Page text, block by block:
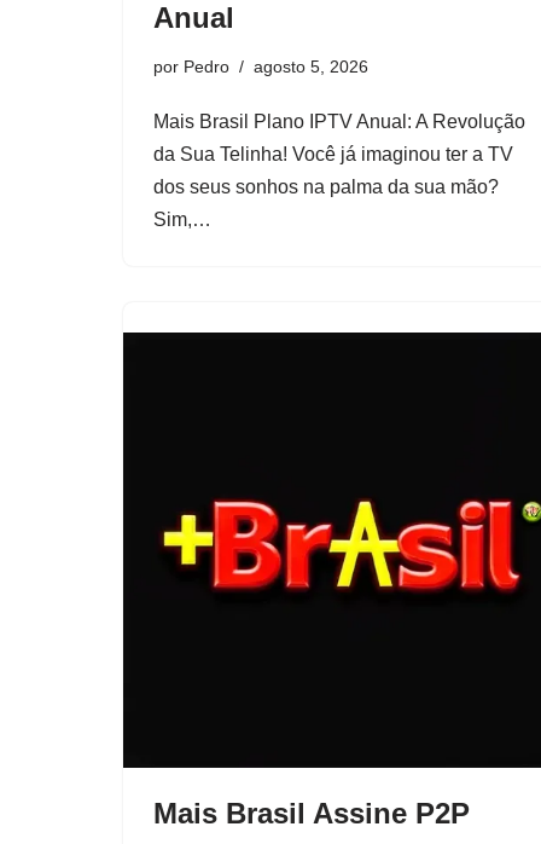
Anual
por Pedro agosto 5, 2026
Mais Brasil Plano IPTV Anual: A Revolução
da Sua Telinha! Você já imaginou ter a TV
dos seus sonhos na palma da sua mão?
Sim,…
Mais Brasil Assine P2P